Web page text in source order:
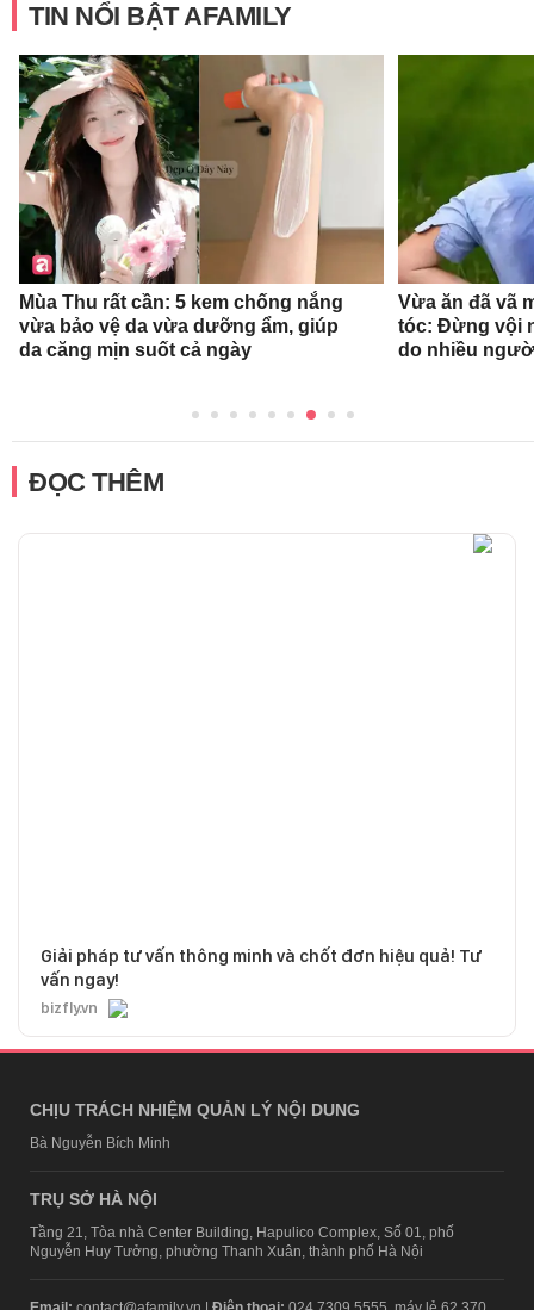
TIN NỔI BẬT AFAMILY
Mùa Thu rất cần: 5 kem chống nắng
vừa bảo vệ da vừa dưỡng ẩm, giúp
da căng mịn suốt cả ngày
Vừa ăn đã vã
tóc: Đừng vội
do nhiều
ĐỌC THÊM
Giải pháp tư vấn thông minh và chốt đơn hiệu quả! Tư
vấn ngay!
bizfly.vn
CHỊU TRÁCH NHIỆM QUẢN LÝ NỘI DUNG
Bà Nguyễn Bích Minh
TRỤ SỞ HÀ NỘI
Tầng 21, Tòa nhà Center Building, Hapulico Complex, Số 01, phố
Nguyễn Huy Tưởng, phường Thanh Xuân, thành phố Hà Nội